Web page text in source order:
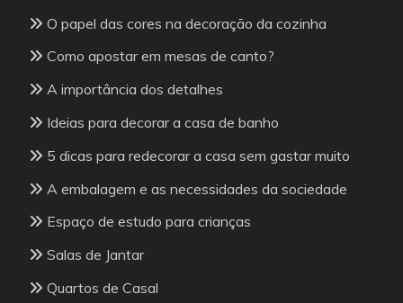
O papel das cores na decoração da cozinha
Como apostar em mesas de canto?
A importância dos detalhes
Ideias para decorar a casa de banho
5 dicas para redecorar a casa sem gastar muito
A embalagem e as necessidades da sociedade
Espaço de estudo para crianças
Salas de Jantar
Quartos de Casal